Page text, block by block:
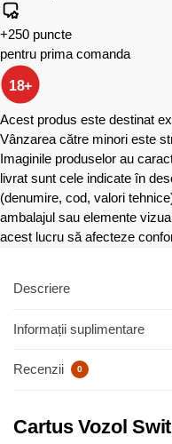
+250 puncte
pentru prima comanda
18+
Acest produs este destinat
Vânzarea către minori este
Imaginile produselor au
livrat sunt cele indicate în
(denumire, cod, valori
ambalajul sau elemente
acest lucru să afecteze
Descriere
Informații suplimentare
Recenzii 0
Cartus Vozol